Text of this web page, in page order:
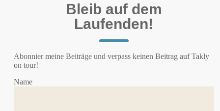
Bleib auf dem
Laufenden!
Abonnier meine Beiträge und verpass keinen Beitrag auf Takly
on tour!
Name